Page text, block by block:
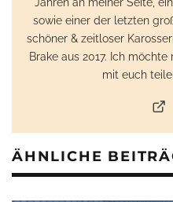
sowie einer der letzten
schöner & zeitloser
Brake aus 2017. Ich
mit euch
ÄHNLICHE